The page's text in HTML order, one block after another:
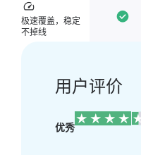
极速覆盖，稳定
不掉线
用户评价
优秀